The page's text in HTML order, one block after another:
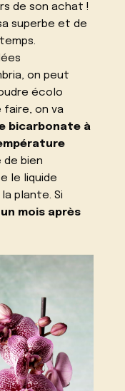
de son achat !
superbe et de
on peut
écolo
faire, on va
bicarbonate à
de bien
le liquide
plante. Si
mois après